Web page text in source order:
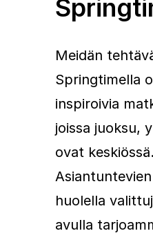
Meidän
Springtimella
inspiroivia
joissa juoksu,
ovat keskiössä.
huolella
avulla